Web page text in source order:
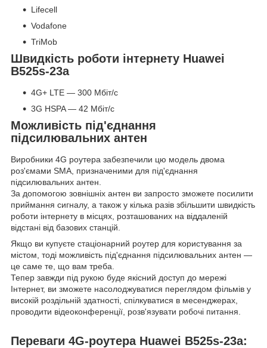
Lifecell
Vodafone
TriMob
Швидкість роботи інтернету Huawei
B525s-23a
4G+ LTE — 300 Мбіт/с
3G HSPA — 42 Мбіт/с
Можливість під'єднання
підсилювальних антен
Виробники 4G роутера забезпечили цю модель двома
роз'ємами SMA, призначеними для під'єднання
підсилювальних антен.
За допомогою зовнішніх антен ви запросто зможете посилити
приймання сигналу, а також у кілька разів збільшити швидкість
роботи інтернету в місцях, розташованих на віддаленій
відстані від базових станцій.
Якщо ви купуєте стаціонарний роутер для користування за
містом, тоді можливість під'єднання підсилювальних антен —
це саме те, що вам треба.
Тепер завжди під рукою буде якісний доступ до мережі
Інтернет, ви зможете насолоджуватися переглядом фільмів у
високій роздільній здатності, спілкуватися в месенджерах,
проводити відеоконференції, розв'язувати робочі питання.
Переваги 4G-роутера Huawei B525s-23a: